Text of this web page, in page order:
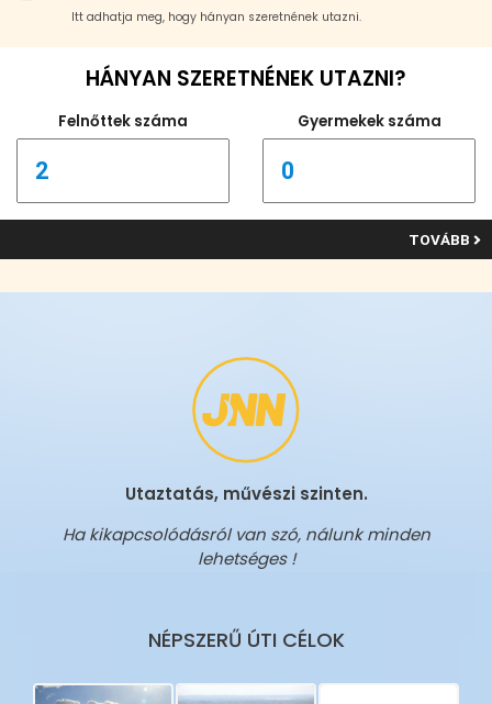
Itt adhatja meg, hogy hányan szeretnének utazni.
HÁNYAN SZERETNÉNEK UTAZNI?
Felnőttek száma Gyermekek száma
TOVÁBB
Utaztatás, művészi szinten.
Ha kikapcsolódásról van szó, nálunk minden
lehetséges !
NÉPSZERŰ ÚTI CÉLOK